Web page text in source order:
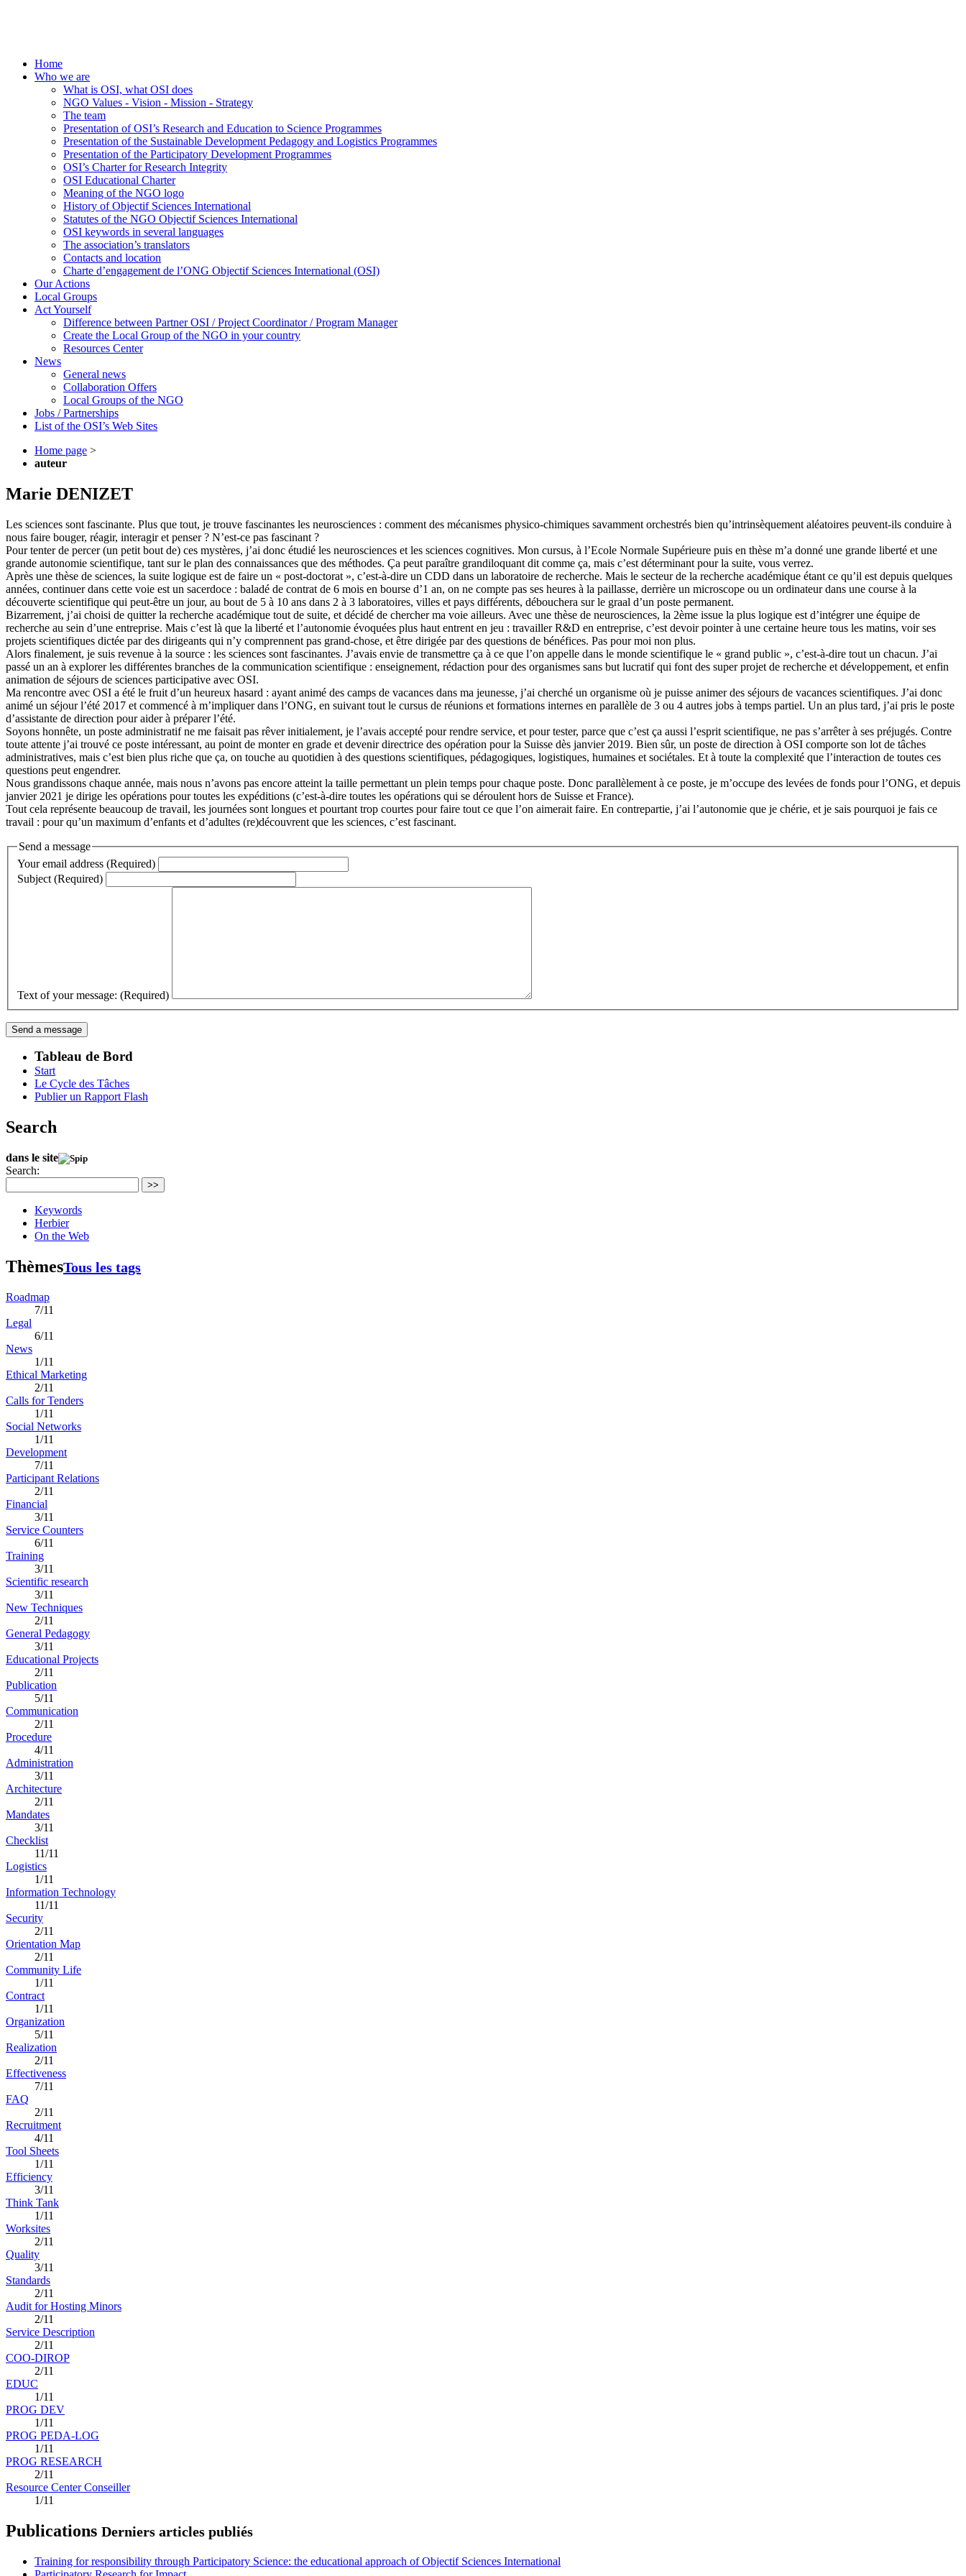
Home
Who we are
What is OSI, what OSI does
NGO Values - Vision - Mission - Strategy
The team
Presentation of OSI’s Research and Education to Science Programmes
Presentation of the Sustainable Development Pedagogy and Logistics Programmes
Presentation of the Participatory Development Programmes
OSI’s Charter for Research Integrity
OSI Educational Charter
Meaning of the NGO logo
History of Objectif Sciences International
Statutes of the NGO Objectif Sciences International
OSI keywords in several languages
The association’s translators
Contacts and location
Charte d’engagement de l’ONG Objectif Sciences International (OSI)
Our Actions
Local Groups
Act Yourself
Difference between Partner OSI / Project Coordinator / Program Manager
Create the Local Group of the NGO in your country
Resources Center
News
General news
Collaboration Offers
Local Groups of the NGO
Jobs / Partnerships
List of the OSI’s Web Sites
Home page >
auteur
Marie DENIZET
Les sciences sont fascinante. Plus que tout, je trouve fascinantes les neurosciences : comment des mécanismes physico-chimiques savamment orchestrés bien qu’intrinsèquement aléatoires peuvent-ils conduire à
nous faire bouger, réagir, interagir et penser ? N’est-ce pas fascinant ?
Pour tenter de percer (un petit bout de) ces mystères, j’ai donc étudié les neurosciences et les sciences cognitives. Mon cursus, à l’Ecole Normale Supérieure puis en thèse m’a donné une grande liberté et une
grande autonomie scientifique, tant sur le plan des connaissances que des méthodes. Ça peut paraître grandiloquant dit comme ça, mais c’est déterminant pour la suite, vous verrez.
Après une thèse de sciences, la suite logique est de faire un « post-doctorat », c’est-à-dire un CDD dans un laboratoire de recherche. Mais le secteur de la recherche académique étant ce qu’il est depuis quelques
années, continuer dans cette voie est un sacerdoce : baladé de contrat de 6 mois en bourse d’1 an, on ne compte pas ses heures à la paillasse, derrière un microscope ou un ordinateur dans une course à la
découverte scientifique qui peut-être un jour, au bout de 5 à 10 ans dans 2 à 3 laboratoires, villes et pays différents, débouchera sur le graal d’un poste permanent.
Bizarrement, j’ai choisi de quitter la recherche académique tout de suite, et décidé de chercher ma voie ailleurs. Avec une thèse de neurosciences, la 2ème issue la plus logique est d’intégrer une équipe de
recherche au sein d’une entreprise. Mais c’est là que la liberté et l’autonomie évoquées plus haut entrent en jeu : travailler R&D en entreprise, c’est devoir pointer à une certaine heure tous les matins, voir ses
projets scientifiques dictée par des dirigeants qui n’y comprennent pas grand-chose, et être dirigée par des questions de bénéfices. Pas pour moi non plus.
Alors finalement, je suis revenue à la source : les sciences sont fascinantes. J’avais envie de transmettre ça à ce que l’on appelle dans le monde scientifique le « grand public », c’est-à-dire tout un chacun. J’ai
passé un an à explorer les différentes branches de la communication scientifique : enseignement, rédaction pour des organismes sans but lucratif qui font des super projet de recherche et développement, et enfin
animation de séjours de sciences participative avec OSI.
Ma rencontre avec OSI a été le fruit d’un heureux hasard : ayant animé des camps de vacances dans ma jeunesse, j’ai cherché un organisme où je puisse animer des séjours de vacances scientifiques. J’ai donc
animé un séjour l’été 2017 et commencé à m’impliquer dans l’ONG, en suivant tout le cursus de réunions et formations internes en parallèle de 3 ou 4 autres jobs à temps partiel. Un an plus tard, j’ai pris le poste
d’assistante de direction pour aider à préparer l’été.
Soyons honnête, un poste administratif ne me faisait pas rêver initialement, je l’avais accepté pour rendre service, et pour tester, parce que c’est ça aussi l’esprit scientifique, ne pas s’arrêter à ses préjugés. Contre
toute attente j’ai trouvé ce poste intéressant, au point de monter en grade et devenir directrice des opération pour la Suisse dès janvier 2019. Bien sûr, un poste de direction à OSI comporte son lot de tâches
administratives, mais c’est bien plus riche que ça, on touche au quotidien à des questions scientifiques, pédagogiques, logistiques, humaines et sociétales. Et à toute la complexité que l’interaction de toutes ces
questions peut engendrer.
Nous grandissons chaque année, mais nous n’avons pas encore atteint la taille permettant un plein temps pour chaque poste. Donc parallèlement à ce poste, je m’occupe des levées de fonds pour l’ONG, et depuis
janvier 2021 je dirige les opérations pour toutes les expéditions (c’est-à-dire toutes les opérations qui se déroulent hors de Suisse et France).
Tout cela représente beaucoup de travail, les journées sont longues et pourtant trop courtes pour faire tout ce que l’on aimerait faire. En contrepartie, j’ai l’autonomie que je chérie, et je sais pourquoi je fais ce
travail : pour qu’un maximum d’enfants et d’adultes (re)découvrent que les sciences, c’est fascinant.
Send a message
Your email address (Required)
Subject (Required)
Text of your message: (Required)
Tableau de Bord
Start
Le Cycle des Tâches
Publier un Rapport Flash
Search
dans le site
Search:
>>
Keywords
Herbier
On the Web
ThèmesTous les tags
Roadmap
7/11
Legal
6/11
News
1/11
Ethical Marketing
2/11
Calls for Tenders
1/11
Social Networks
1/11
Development
7/11
Participant Relations
2/11
Financial
3/11
Service Counters
6/11
Training
3/11
Scientific research
3/11
New Techniques
2/11
General Pedagogy
3/11
Educational Projects
2/11
Publication
5/11
Communication
2/11
Procedure
4/11
Administration
3/11
Architecture
2/11
Mandates
3/11
Checklist
11/11
Logistics
1/11
Information Technology
11/11
Security
2/11
Orientation Map
2/11
Community Life
1/11
Contract
1/11
Organization
5/11
Realization
2/11
Effectiveness
7/11
FAQ
2/11
Recruitment
4/11
Tool Sheets
1/11
Efficiency
3/11
Think Tank
1/11
Worksites
2/11
Quality
3/11
Standards
2/11
Audit for Hosting Minors
2/11
Service Description
2/11
COO-DIROP
2/11
EDUC
1/11
PROG DEV
1/11
PROG PEDA-LOG
1/11
PROG RESEARCH
2/11
Resource Center Conseiller
1/11
Publications Derniers articles publiés
Training for responsibility through Participatory Science: the educational approach of Objectif Sciences International